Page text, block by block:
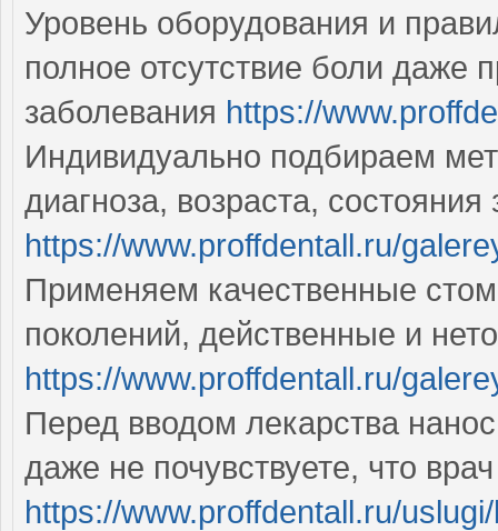
Уровень оборудования и
полное отсутствие боли
заболевания https://
Индивидуально подбираем
диагноза, возраста,
https://www.proffdentall.ru/
Применяем качественные
поколений, действенные и
https://www.proffdentall.ru/
Перед вводом лекарства
даже не почувствуете, что
https://www.proffdentall.ru/